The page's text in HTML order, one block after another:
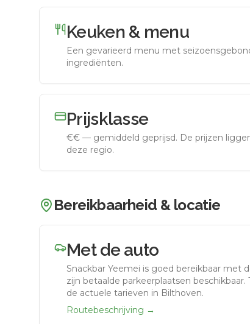
Keuken & menu
Een gevarieerd menu met
ingrediënten.
Prijsklasse
€€ — gemiddeld geprijsd. De prijzen
deze regio.
Bereikbaarheid & locatie
Met de auto
Snackbar Yeemei is goed bereikbaar met
zijn betaalde parkeerplaatsen
de actuele tarieven in Bilthoven.
Routebeschrijving →